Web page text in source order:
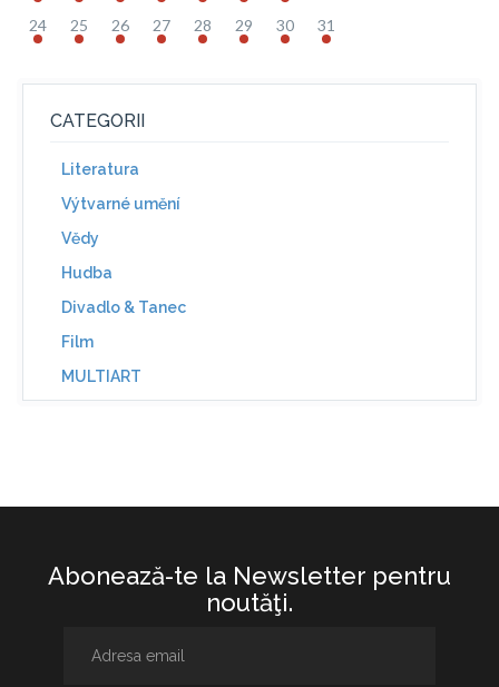
24 25 26 27 28 29 30 31
CATEGORII
Literatura
Výtvarné umění
Vědy
Hudba
Divadlo & Tanec
Film
MULTIART
Abonează-te la Newsletter pentru
noutăţi.